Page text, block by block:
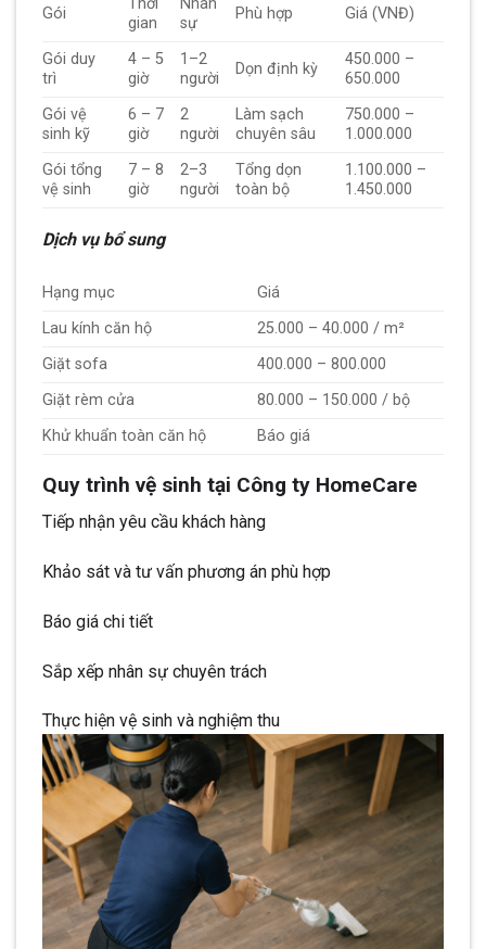
Gói
gian
sự
Phù hợp Giá (VNĐ)
Gói duy
trì
4 – 5
giờ
1–2
người
Dọn định kỳ
450.000 –
650.000
Gói vệ
sinh kỹ
6 – 7
giờ
2
người
Làm sạch
chuyên sâu
750.000 –
1.000.000
Gói tổng
vệ sinh
7 – 8
giờ
2–3
người
Tổng dọn
toàn bộ
1.100.000 –
1.450.000
Dịch vụ bổ sung
Hạng mục
Giá
Lau kính căn hộ
25.000 – 40.000 / m²
Giặt sofa
400.000 – 800.000
Giặt rèm cửa
80.000 – 150.000 / bộ
Khử khuẩn toàn căn hộ
Báo giá
Quy trình vệ sinh tại Công ty HomeCare
Tiếp nhận yêu cầu khách hàng
Khảo sát và tư vấn phương án phù hợp
Báo giá chi tiết
Sắp xếp nhân sự chuyên trách
Thực hiện vệ sinh và nghiệm thu